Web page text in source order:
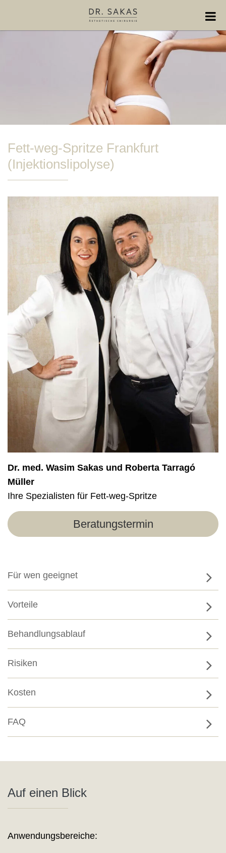
Fett-weg-Spritze Frankfurt
(Injektionslipolyse)
Dr. med. Wasim Sakas und Roberta Tarragó
Müller
Ihre Spezialisten für Fett-weg-Spritze
Beratungstermin
Für wen geeignet
Vorteile
Behandlungsablauf
Risiken
Kosten
FAQ
Auf einen Blick
Anwendungsbereiche: